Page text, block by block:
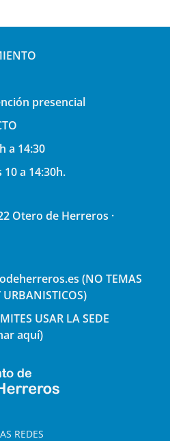
presencial
a 14:30
a 14:30h.
Otero de Herreros ·
(NO TEMAS
URBANISTICOS)
USAR LA SEDE
aquí)
REDES